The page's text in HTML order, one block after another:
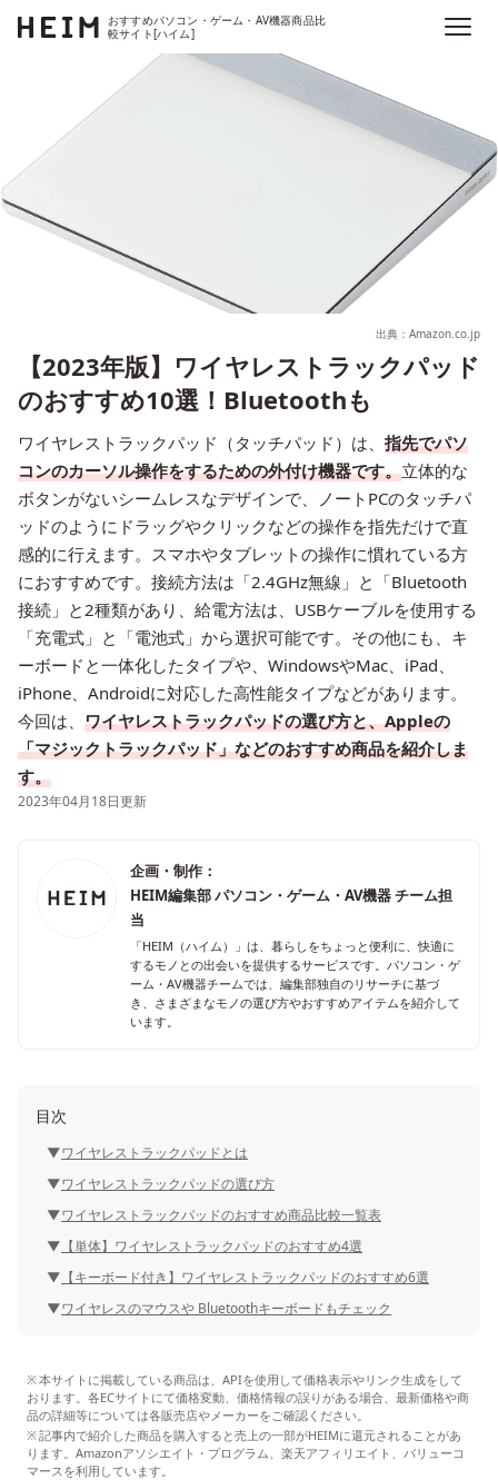
おすすめパソコン・ゲーム・AV機器商品比
較サイト[ハイム]
出典：Amazon.co.jp
【2023年版】ワイヤレストラックパッド
のおすすめ10選！Bluetoothも
ワイヤレストラックパッド（タッチパッド）は、 指先でパソ
コンのカーソル操作をするための外付け機器です。立体的な
ボタンがないシームレスなデザインで、ノートPCのタッチパ
ッドのようにドラッグやクリックなどの操作を指先だけで直
感的に行えます。スマホやタブレットの操作に慣れている方
におすすめです。接続方法は「2.4GHz無線」と「Bluetooth
接続」と2種類があり、給電方法は、USBケーブルを使用する
「充電式」と「電池式」から選択可能です。その他にも、キ
ーボードと一体化したタイプや、WindowsやMac、iPad、
iPhone、Androidに対応した高性能タイプなどがあります。
今回は、 ワイヤレストラックパッドの選び方と、Appleの
「マジックトラックパッド」などのおすすめ商品を紹介しま
す。
2023年04月18日更新
企画・制作：
HEIM編集部 パソコン・ゲーム・AV機器 チーム担
当
「HEIM（ハイム）」は、暮らしをちょっと便利に、快適に
するモノとの出会いを提供するサービスです。パソコン・ゲ
ーム・AV機器チームでは、編集部独自のリサーチに基づ
き、さまざまなモノの選び方やおすすめアイテムを紹介して
います。
目次
ワイヤレストラックパッドとは
ワイヤレストラックパッドの選び方
ワイヤレストラックパッドのおすすめ商品比較一覧表
【単体】ワイヤレストラックパッドのおすすめ4選
【キーボード付き】ワイヤレストラックパッドのおすすめ6選
ワイヤレスのマウスや Bluetoothキーボードもチェック
本サイトに掲載している商品は、APIを使用して価格表示やリンク生成をして
おります。各ECサイトにて価格変動、価格情報の誤りがある場合、最新価格や商
品の詳細等については各販売店やメーカーをご確認ください。
記事内で紹介した商品を購入すると売上の一部がHEIMに還元されることがあ
ります。Amazonアソシエイト・プログラム、楽天アフィリエイト、バリューコ
マースを利用しています。